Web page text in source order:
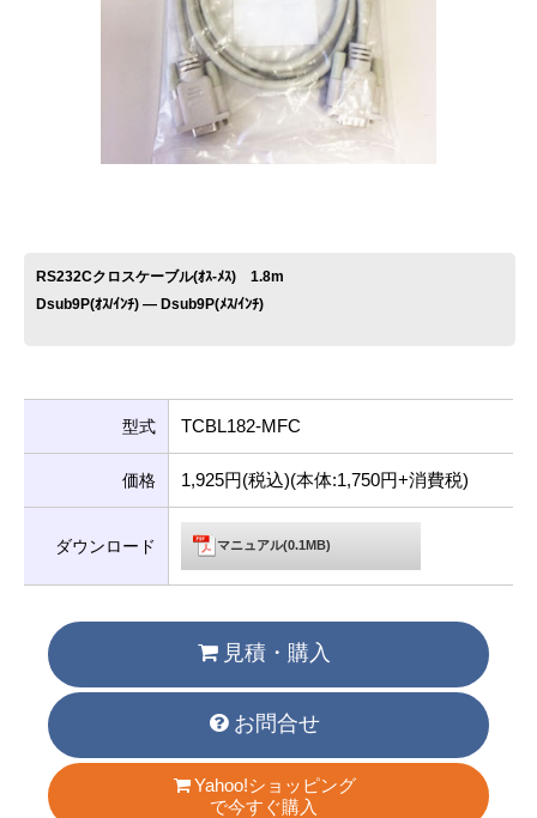
RS232Cクロスケーブル(ｵｽ-ﾒｽ) 1.8m
Dsub9P(ｵｽ/ｲﾝﾁ) ― Dsub9P(ﾒｽ/ｲﾝﾁ)
型式 TCBL182-MFC
価格 1,925円(税込)(本体:1,750円+消費税)
ダウンロード マニュアル(0.1MB)
見積・購入
お問合せ
Yahoo!ショッピング
で今すぐ購入